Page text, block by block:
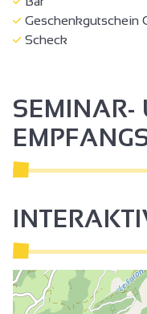
Geschenkgutschein
Scheck
SEMINAR-